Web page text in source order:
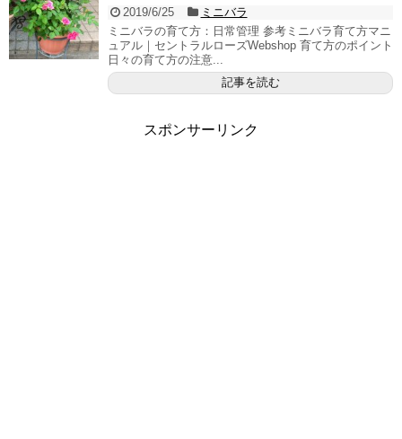
2019/6/25
ミニバラ
ミニバラの育て方：日常管理 参考ミニバラ育て方マニ
ュアル｜セントラルローズWebshop 育て方のポイント
日々の育て方の注意...
記事を読む
スポンサーリンク